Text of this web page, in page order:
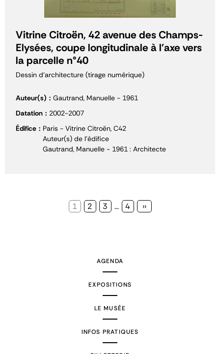
Vitrine Citroën, 42 avenue des Champs-
Elysées, coupe longitudinale à l'axe vers
la parcelle n°40
Dessin d'architecture (tirage numérique)
Auteur(s)
Gautrand, Manuelle - 1961
Datation
2002-2007
Édifice
Paris - Vitrine Citroën, C42
Auteur(s) de l'édifice
Gautrand, Manuelle - 1961 : Architecte
Page
1 Page
2 Page
3 … Page
4
Page
››
AGENDA
EXPOSITIONS
LE MUSÉE
INFOS PRATIQUES